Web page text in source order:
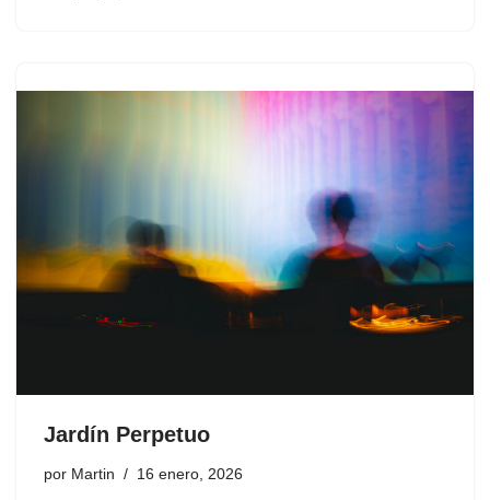
Jardín Perpetuo
por Martin 16 enero, 2026